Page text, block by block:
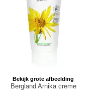
Bekijk grote afbeelding
Bergland Arnika creme